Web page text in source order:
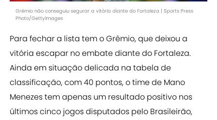
Grêmio não conseguiu segurar a vitória diante do Fortaleza | Sports Press
Photo/GettyImages
Para fechar a lista tem o Grêmio, que deixou a
vitória escapar no embate diante do Fortaleza.
Ainda em situação delicada na tabela de
classificação, com 40 pontos, o time de Mano
Menezes tem apenas um resultado positivo nos
últimos cinco jogos disputados pelo Brasileirão,